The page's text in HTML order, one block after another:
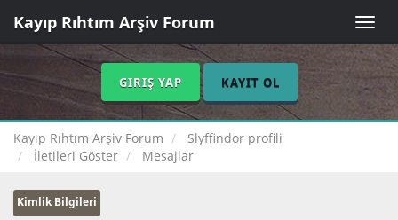
Toggle
Kayıp Rıhtım Arşiv Forum
GIRIŞ YAP KAYIT OL
Kayıp Rıhtım Arşiv Forum
Slyffindor profili
İletileri Göster
Mesajlar
Kimlik Bilgileri